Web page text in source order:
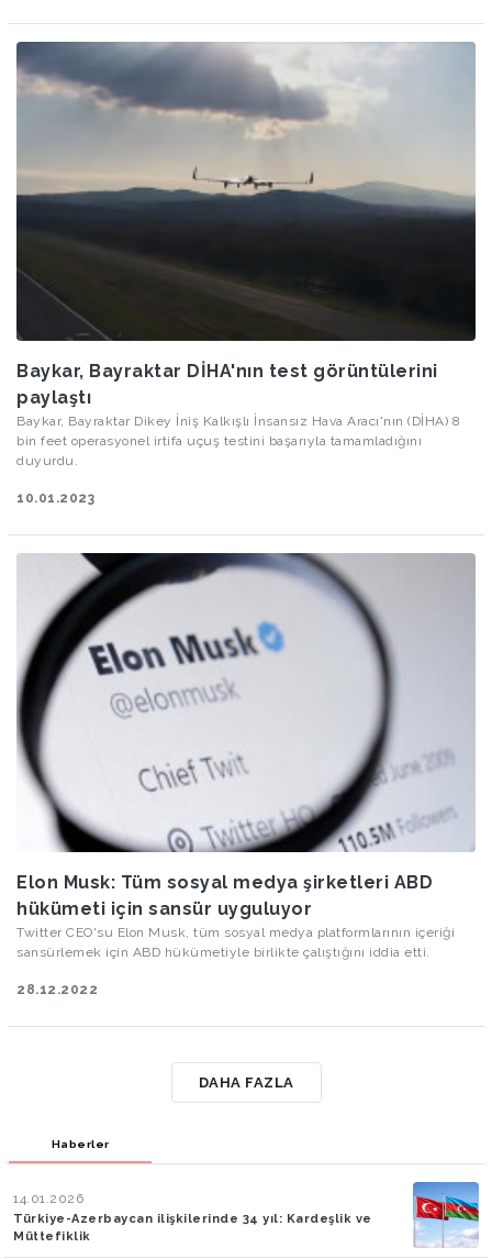
Baykar, Bayraktar DİHA'nın test görüntülerini
paylaştı
Baykar, Bayraktar Dikey İniş Kalkışlı İnsansız Hava Aracı'nın (DİHA) 8
bin feet operasyonel irtifa uçuş testini başarıyla tamamladığını
duyurdu.
10.01.2023
Elon Musk: Tüm sosyal medya şirketleri ABD
hükümeti için sansür uyguluyor
Twitter CEO'su Elon Musk, tüm sosyal medya platformlarının içeriği
sansürlemek için ABD hükümetiyle birlikte çalıştığını iddia etti.
28.12.2022
DAHA FAZLA
Haberler
14.01.2026
Türkiye-Azerbaycan ilişkilerinde 34 yıl: Kardeşlik ve
Müttefiklik